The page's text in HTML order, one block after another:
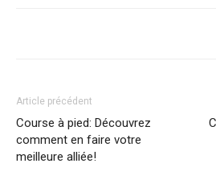
Article précédent
Course à pied: Découvrez
comment en faire votre
meilleure alliée!